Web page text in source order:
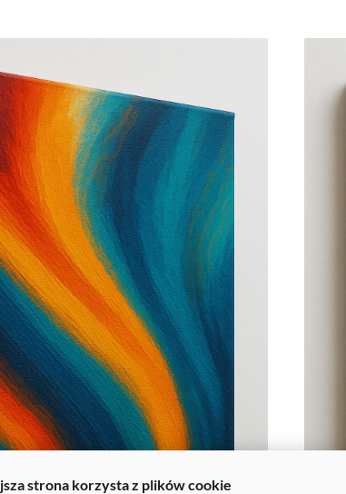
strona korzysta z plików cookie